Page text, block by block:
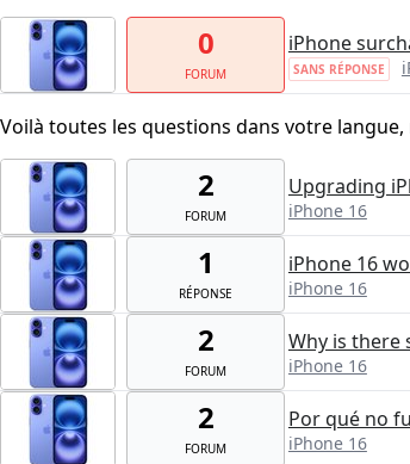
0
FORUM
iPhone
SANS RÉPONSE
Voilà toutes les questions dans votre
2
FORUM
Upgrading
iPhone 16
1
RÉPONSE
iPhone 16
iPhone 16
2
FORUM
Why is there
iPhone 16
2
FORUM
Por qué no
iPhone 16